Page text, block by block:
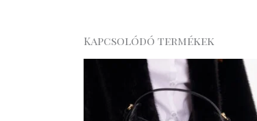
Kapcsolódó termékek
Original
price
was:
27
.590 Ft.
Current
.795 Ft.